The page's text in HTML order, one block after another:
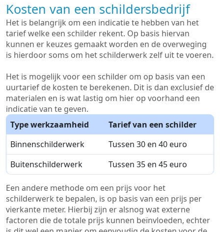
Kosten van een schildersbedrijf
Het is belangrijk om een indicatie te hebben van het
tarief welke een schilder rekent. Op basis hiervan
kunnen er keuzes gemaakt worden en de overweging
is hierdoor soms om het schilderwerk zelf uit te voeren.
Het is mogelijk voor een schilder om op basis van een
uurtarief de kosten te berekenen. Dit is dan exclusief de
materialen en is wat lastig om hier op voorhand een
indicatie van te geven.
Type werkzaamheid
Tarief van een schilder
Binnenschilderwerk
Tussen 30 en 40 euro
Buitenschilderwerk
Tussen 35 en 45 euro
Een andere methode om een prijs voor het
schilderwerk te bepalen, is op basis van een prijs per
vierkante meter. Hierbij zijn er alsnog wat externe
factoren die de totale prijs kunnen beïnvloeden, echter